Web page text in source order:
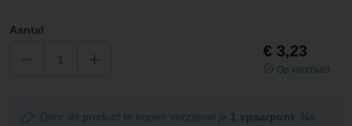
Aantal
€ 3,23
Op voorraad
Door dit product te kopen verzamel je 1 spaarpunt . Na